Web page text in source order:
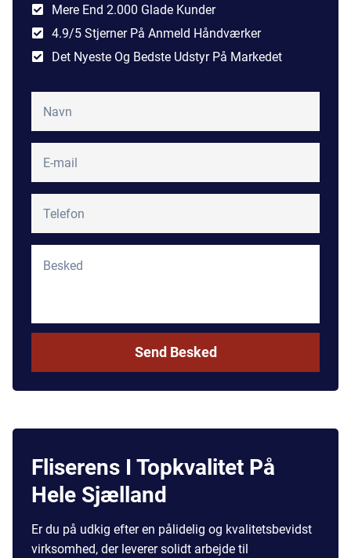
Mere End 2.000 Glade Kunder
4.9/5 Stjerner På Anmeld Håndværker
Det Nyeste Og Bedste Udstyr På Markedet
Fliserens I Topkvalitet På
Hele Sjælland
Er du på udkig efter en pålidelig og kvalitetsbevidst
virksomhed, der leverer solidt arbejde til